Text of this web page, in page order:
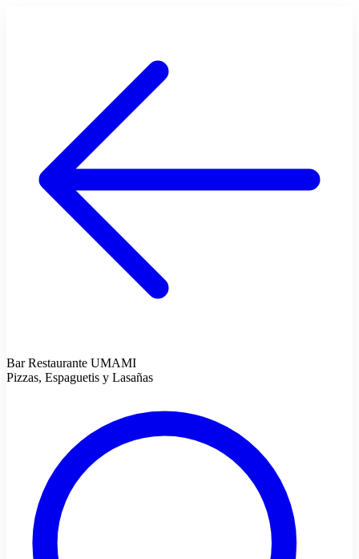
Bar Restaurante UMAMI
Pizzas, Espaguetis y Lasañas